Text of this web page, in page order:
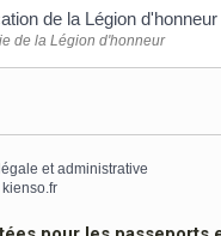
de la Légion d'honneur
de la Légion d'honneur
et administrative
kienso.fr